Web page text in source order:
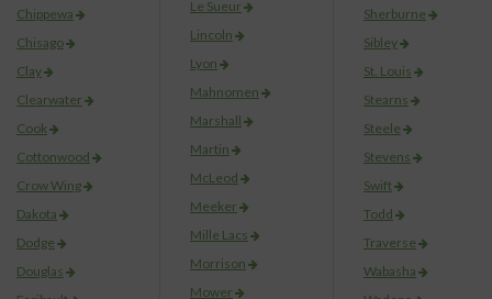
Chippewa
Chisago
Clay
Clearwater
Cook
Cottonwood
Crow Wing
Dakota
Dodge
Douglas
Le Sueur
Lincoln
Lyon
Mahnomen
Marshall
Martin
McLeod
Meeker
Mille Lacs
Morrison
Mower
Sherburne
Sibley
St. Louis
Stearns
Steele
Stevens
Swift
Todd
Traverse
Wabasha